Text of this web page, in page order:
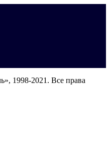
1998-2021. Все права